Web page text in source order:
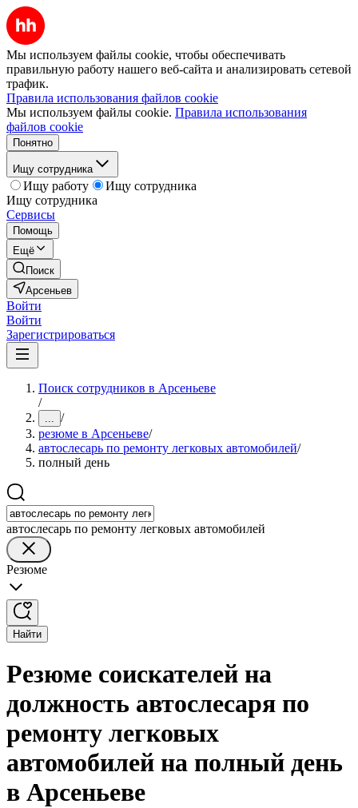
Мы используем файлы cookie, чтобы обеспечивать
правильную работу нашего веб-сайта и анализировать сетевой
трафик.
Правила использования файлов cookie
Мы используем файлы cookie. Правила использования
файлов cookie
Понятно
Ищу сотрудника
Ищу работу
Ищу сотрудника
Ищу сотрудника
Сервисы
Помощь
Ещё
Поиск
Арсеньев
Войти
Войти
Зарегистрироваться
Поиск сотрудников в Арсеньеве
/
... /
резюме в Арсеньеве/
автослесарь по ремонту легковых автомобилей/
полный день
автослесарь по ремонту легковых автомобилей
Резюме
Найти
Резюме соискателей на
должность автослесаря по
ремонту легковых
автомобилей на полный день
в Арсеньеве